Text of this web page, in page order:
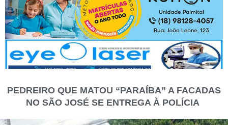
PEDREIRO QUE MATOU “PARAÍBA” A FACADAS
NO SÃO JOSÉ SE ENTREGA À POLÍCIA